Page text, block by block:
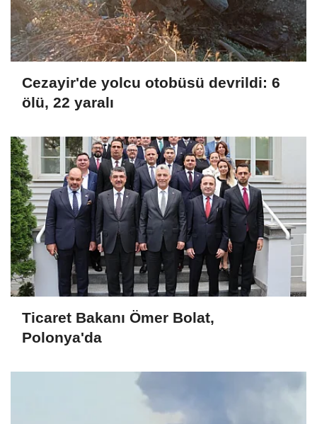
Cezayir'de yolcu otobüsü devrildi: 6
ölü, 22 yaralı
Ticaret Bakanı Ömer Bolat,
Polonya'da